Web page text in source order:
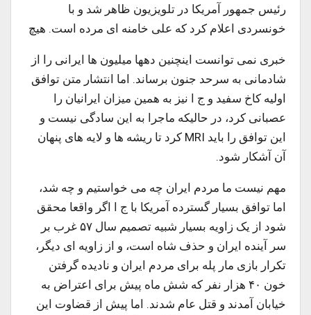
رئیس جمهور آمریکا در تلویزیون ظاهر شد و با
خونسردی اعلام کرد که علی خامنه ای مرده است. هیچ
خبری نمی توانست اینچنین دهها میلیون ها ایرانی را از
شادمانی به سرحد جنون برساند. اما انتشار متن توافق
اولیه کاخ سفید و ج ا نیز به همین میزان ایرانیان را
عصبانی کرد، در حالیکه ماجرا به این سادگی نیست و
این توافق را باید MRI کرد تا ریشه ها و لایه های پنهان
آن آشکار شود.
مهم نیست ما مردم ایران چه می خواستیم و چه شد،
اما توافق بسیار گسترده آمریکا با ج ا اگر واقعا محقق
شود از یک زاویه بسیار شبیه تصمیم سال ۵۷ غرب بر
سر آینده ایران و حذف شاه است، و از زاویه ای دیگر،
تکرار بازی مار پله برای مردم ایران و نادیده گرفتن
خون ۴۰ هزار نفر که شش ماه پیش برای اعتراض به
خیابان آمدند و قتل عام شدند. اما پیش از قضاوت این